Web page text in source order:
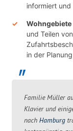
informiert und
und Teilen
in der
Familie Müller
Klavier und
nach Hamburg